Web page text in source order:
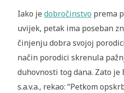
Iako je dobročinstvo prema
uvijek, petak ima poseban
činjenju dobra svojoj
način porodici skrenula
duhovnosti tog dana. Zato je
s.a.v.a., rekao: “Petkom